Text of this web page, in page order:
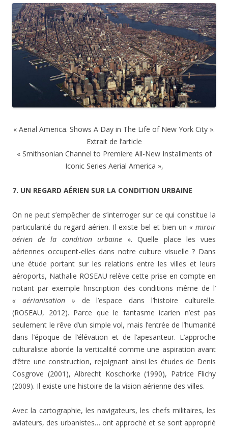
« Aerial America. Shows A Day in The Life of New York City ».
Extrait de l’article
« Smithsonian Channel to Premiere All-New Installments of
Iconic Series Aerial America »,
7. UN REGARD AÉRIEN SUR LA CONDITION URBAINE
On ne peut s’empêcher de s’interroger sur ce qui constitue la
particularité du regard aérien. Il existe bel et bien un « miroir
aérien de la condition urbaine ». Quelle place les vues
aériennes occupent-elles dans notre culture visuelle ? Dans
une étude portant sur les relations entre les villes et leurs
aéroports, Nathalie ROSEAU relève cette prise en compte en
notant par exemple l’inscription des conditions même de l’
« aérianisation » de l’espace dans l’histoire culturelle.
(ROSEAU, 2012). Parce que le fantasme icarien n’est pas
seulement le rêve d’un simple vol, mais l’entrée de l’humanité
dans l’époque de l’élévation et de l’apesanteur. L’approche
culturaliste aborde la verticalité comme une aspiration avant
d’être une construction, rejoignant ainsi les études de Denis
Cosgrove (2001), Albrecht Koschorke (1990), Patrice Flichy
(2009). Il existe une histoire de la vision aérienne des villes.
Avec la cartographie, les navigateurs, les chefs militaires, les
aviateurs, des urbanistes… ont approché et se sont approprié